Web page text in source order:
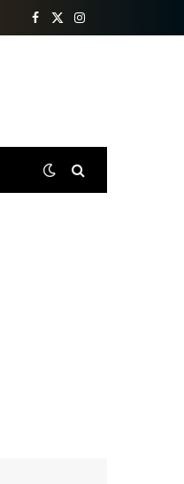
Facebook
X
Instagram